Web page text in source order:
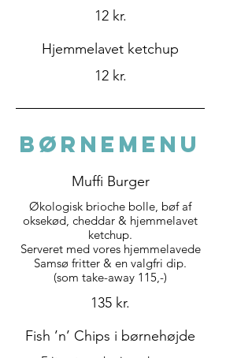
12 kr.
Hjemmelavet ketchup
12 kr.
BØRNEMENU
Muffi Burger
Økologisk brioche bolle, bøf af
oksekød, cheddar & hjemmelavet
ketchup.
Serveret med vores hjemmelavede
Samsø fritter & en valgfri dip.
135 kr.
Fish ’n’ Chips i børnehøjde